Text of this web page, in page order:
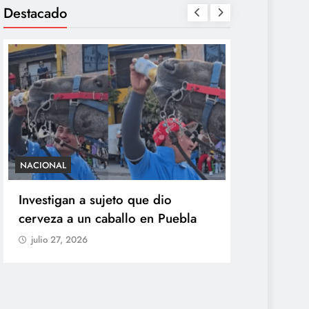
Destacado
NACIONAL
Investigan a sujeto que dio
cerveza a un caballo en Puebla
julio 27, 2026